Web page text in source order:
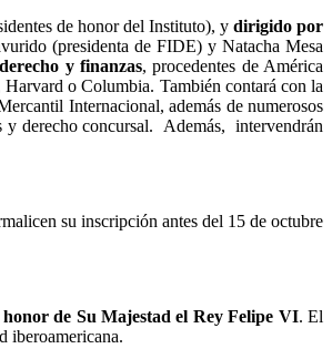
de honor del Instituto), y dirigido por
(presidenta de FIDE) y Natacha Mesa
y finanzas, procedentes de América
o Columbia. También contará con la
Internacional, además de numerosos
y derecho concursal. Además, intervendrán
su inscripción antes del 15 de octubre
honor de Su Majestad el Rey Felipe VI. El
iberoamericana.